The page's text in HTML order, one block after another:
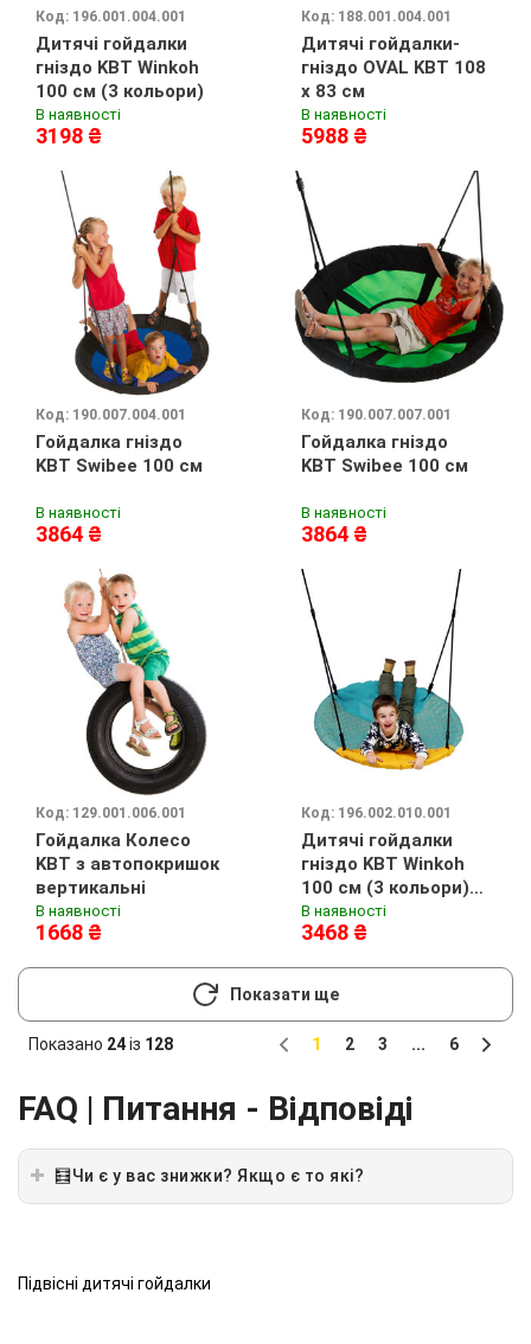
Код: 196.001.004.001
Дитячі гойдалки
гніздо KBT Winkoh
100 см (3 кольори)
В наявності
3198 ₴
Код: 188.001.004.001
Дитячі гойдалки-
гніздо OVAL KBT 108
x 83 см
В наявності
5988 ₴
Код: 190.007.004.001
Гойдалка гніздо
KBT Swibee 100 см
В наявності
3864 ₴
Код: 190.007.007.001
Гойдалка гніздо
KBT Swibee 100 см
В наявності
3864 ₴
Код: 129.001.006.001
Гойдалка Колесо
KBT з автопокришок
вертикальні
В наявності
1668 ₴
Код: 196.002.010.001
Дитячі гойдалки
гніздо KBT Winkoh
100 см (3 кольори)
Бірюзовий
В наявності
3468 ₴
Показати ще
Показано 24із 128
1 2 3 ...
6
FAQ | Питання - Відповіді
🧮Чи є у вас знижки? Якщо є то які?
Підвісні дитячі гойдалки